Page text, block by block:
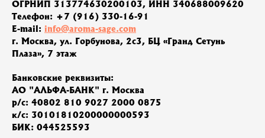
ОГРНИП 313774630200103, ИНН 340688009620
Телефон: +7 (916) 330-16-91
E-mail: info@aroma-sage.com
г. Москва, ул. Горбунова, 2с3, БЦ «Гранд Сетунь
Плаза», 7 этаж
Банковские реквизиты:
АО "АЛЬФА-БАНК" г. Москва
р/с: 40802 810 9027 2000 0875
к/с: 30101810200000000593
БИК: 044525593